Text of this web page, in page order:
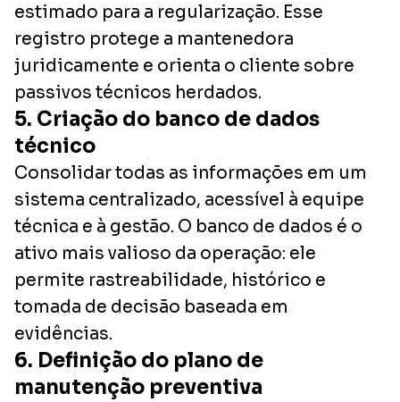
estimado para a regularização. Esse
registro protege a mantenedora
juridicamente e orienta o cliente sobre
passivos técnicos herdados.
5. Criação do banco de dados
técnico
Consolidar todas as informações em um
sistema centralizado, acessível à equipe
técnica e à gestão. O banco de dados é o
ativo mais valioso da operação: ele
permite rastreabilidade, histórico e
tomada de decisão baseada em
evidências.
6. Definição do plano de
manutenção preventiva